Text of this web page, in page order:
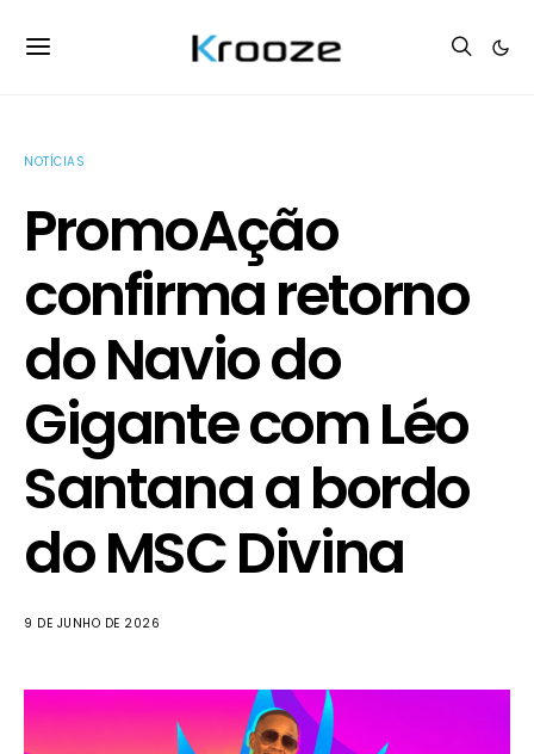
NOTÍCIAS
PromoAção
confirma retorno
do Navio do
Gigante com Léo
Santana a bordo
do MSC Divina
9 DE JUNHO DE 2026